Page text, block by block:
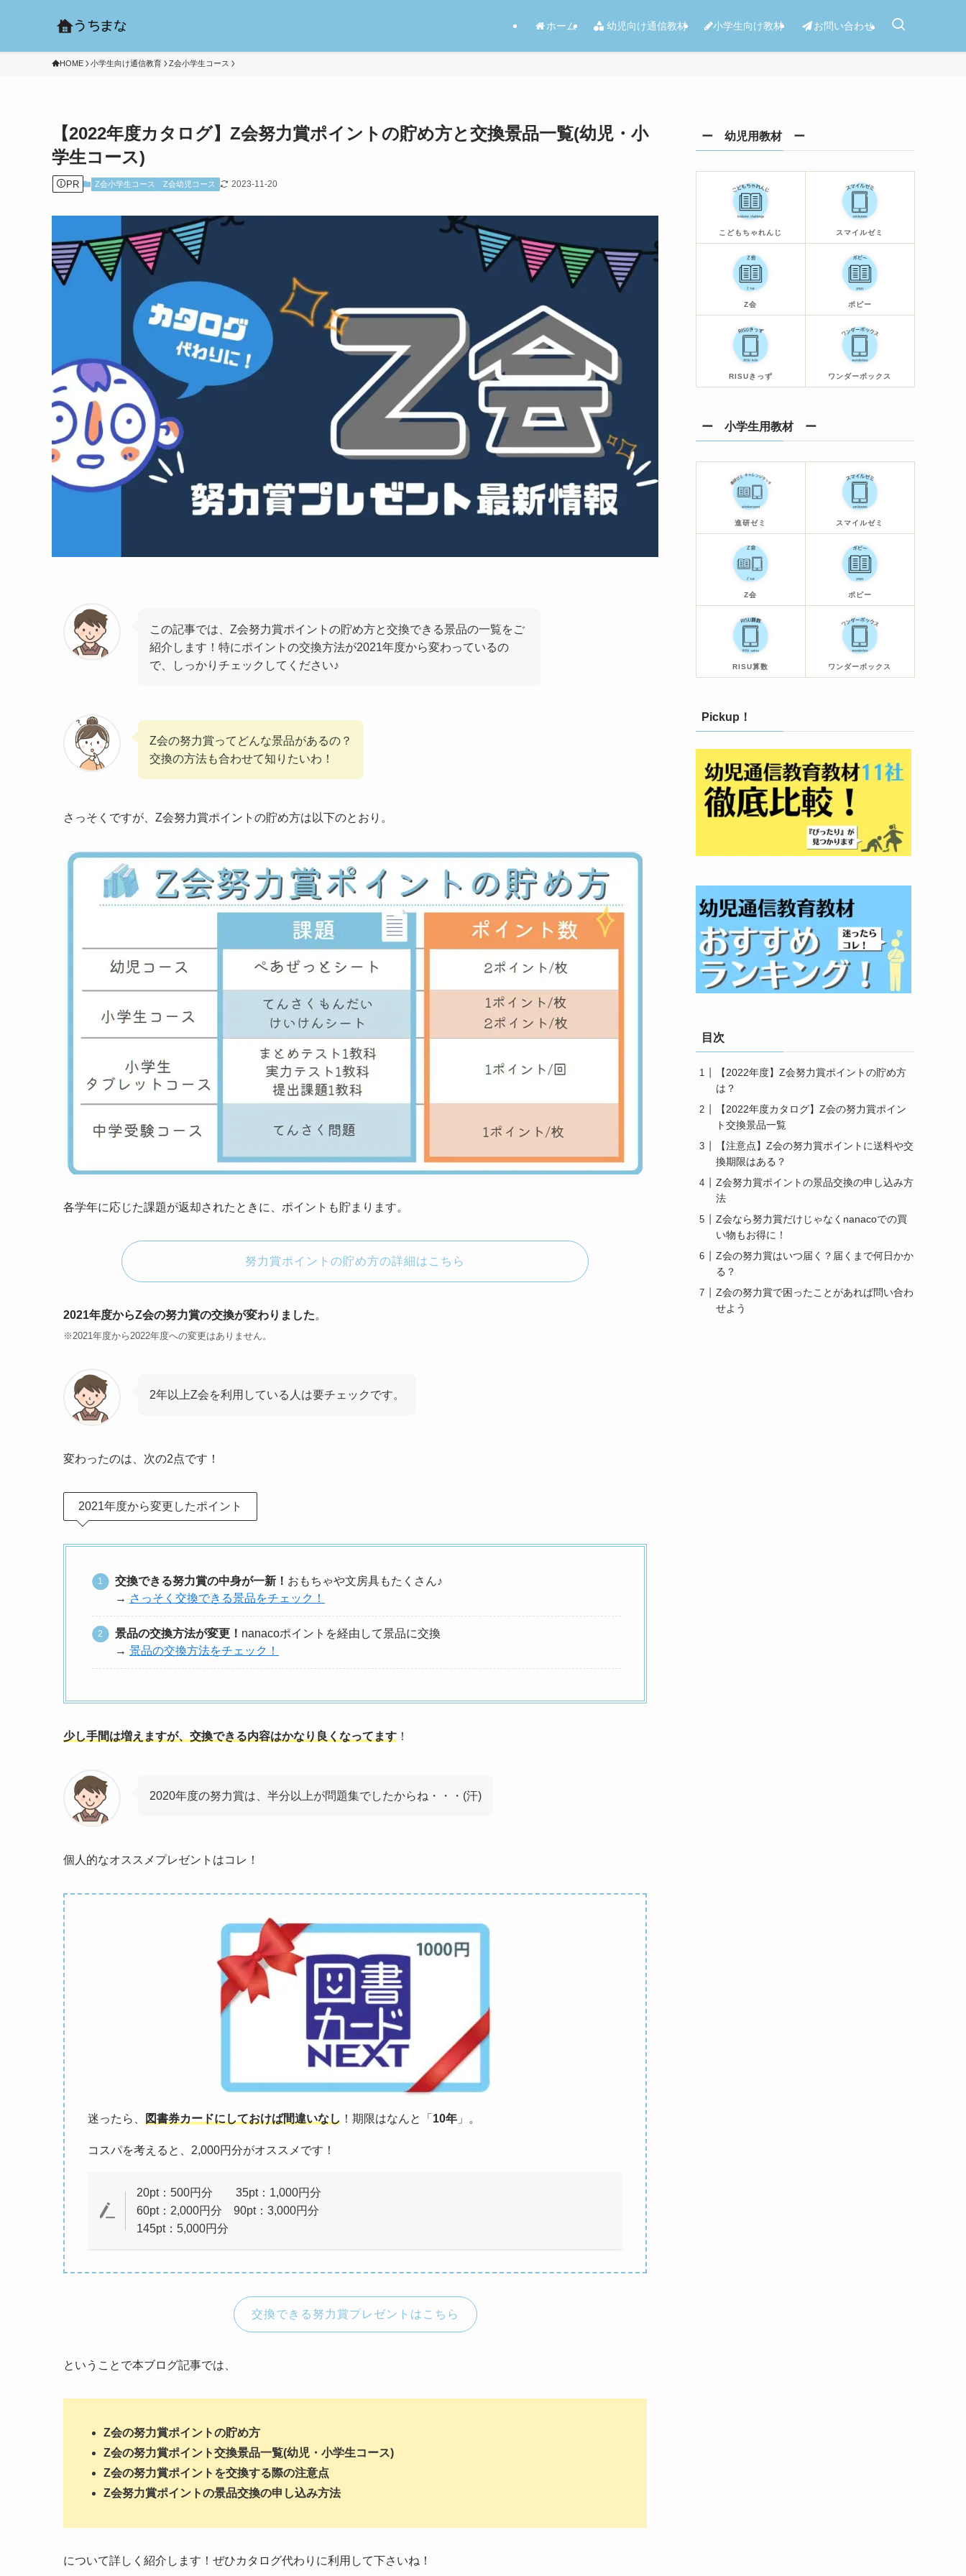
ホーム 幼児向け通信教材 小学生向け教材 お問い合わせ
HOME 小学生向け通信教育 Z会小学生コース
【2022年度カタログ】Z会努力賞ポイントの貯め方と交換景品一覧(幼児・小
学生コース)
PR Z会小学生コース Z会幼児コース 2023-11-20
この記事では、Z会努力賞ポイントの貯め方と交換できる景品の一覧をご
紹介します！特にポイントの交換方法が2021年度から変わっているの
で、しっかりチェックしてください♪
Z会の努力賞ってどんな景品があるの？
交換の方法も合わせて知りたいわ！
さっそくですが、Z会努力賞ポイントの貯め方は以下のとおり。
各学年に応じた課題が返却されたときに、ポイントも貯まります。
努力賞ポイントの貯め方の詳細はこちら
2021年度からZ会の努力賞の交換が変わりました。
※2021年度から2022年度への変更はありません。
2年以上Z会を利用している人は要チェックです。
変わったのは、次の2点です！
2021年度から変更したポイント
交換できる努力賞の中身が一新！ おもちゃや文房具もたくさん♪
→ さっそく交換できる景品をチェック！
景品の交換方法が変更！ nanacoポイントを経由して景品に交換
→ 景品の交換方法をチェック！
少し手間は増えますが、交換できる内容はかなり良くなってます ！
2020年度の努力賞は、半分以上が問題集でしたからね・・・(汗)
個人的なオススメプレゼントはコレ！
迷ったら、図書券カードにしておけば間違いなし ！期限はなんと「 10年 」。
コスパを考えると、2,000円分がオススメです！
20pt：500円分 35pt：1,000円分
60pt：2,000円分 90pt：3,000円分
145pt：5,000円分
交換できる努力賞プレゼントはこちら
ということで本ブログ記事では、
Z会の努力賞ポイントの貯め方
Z会の努力賞ポイント交換景品一覧(幼児・小学生コース)
Z会の努力賞ポイントを交換する際の注意点
Z会努力賞ポイントの景品交換の申し込み方法
について詳しく紹介します！ぜひカタログ代わりに利用して下さいね！
ー 幼児用教材 ー
こどもちゃれんじ スマイルゼミ
Z会 ポピー
RISUきっず ワンダーボックス
ー 小学生用教材 ー
進研ゼミ スマイルゼミ
Z会 ポピー
RISU算数 ワンダーボックス
Pickup！
目次
【2022年度】Z会努力賞ポイントの貯め方
は？
【2022年度カタログ】Z会の努力賞ポイン
ト交換景品一覧
【注意点】Z会の努力賞ポイントに送料や交
換期限はある？
Z会努力賞ポイントの景品交換の申し込み方
法
Z会なら努力賞だけじゃなくnanacoでの買
い物もお得に！
Z会の努力賞はいつ届く？届くまで何日かか
る？
Z会の努力賞で困ったことがあれば問い合わ
せよう